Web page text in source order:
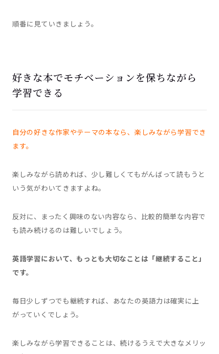
順番に見ていきましょう。
好きな本でモチベーションを保ちながら
学習できる
自分の好きな作家やテーマの本なら、楽しみながら学習でき
ます。
楽しみながら読めれば、少し難しくてもがんばって読もうと
いう気がわいてきますよね。
反対に、まったく興味のない内容なら、比較的簡単な内容で
も読み続けるのは難しいでしょう。
英語学習において、もっとも大切なことは「継続すること」
です。
毎日少しずつでも継続すれば、あなたの英語力は確実に上
がっていくでしょう。
楽しみながら学習できることは、続けるうえで大きなメリッ